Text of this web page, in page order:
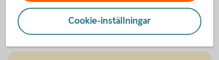
oavsett om värdet har ökat eller minskat.
Cookie-inställningar